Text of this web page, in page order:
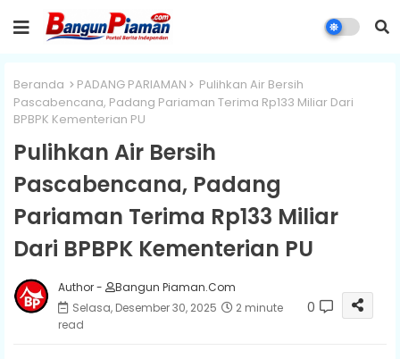
Beranda PADANG PARIAMAN
Pulihkan Air Bersih
Pascabencana, Padang Pariaman Terima Rp133 Miliar Dari
BPBPK Kementerian PU
Pulihkan Air Bersih
Pascabencana, Padang
Pariaman Terima Rp133 Miliar
Dari BPBPK Kementerian PU
Author -
Bangun Piaman.Com
Selasa, Desember 30, 2025
2 minute
read
0